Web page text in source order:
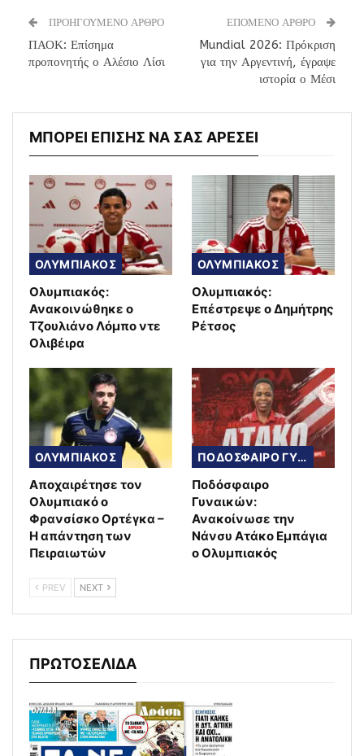
ΠΡΟΗΓΟΥΜΕΝΟ ΑΡΘΡΟ
ΠΑΟΚ: Επίσημα
προπονητής ο Αλέσιο Λίσι
ΕΠΟΜΕΝΟ ΑΡΘΡΟ
Mundial 2026: Πρόκριση
για την Αργεντινή, έγραψε
ιστορία ο Μέσι
ΜΠΟΡΕΙ ΕΠΙΣΗΣ ΝΑ ΣΑΣ ΑΡΕΣΕΙ
ΟΛΥΜΠΙΑΚΟΣ
Ολυμπιακός:
Ανακοινώθηκε ο
Τζουλιάνο Λόμπο ντε
Ολιβέιρα
ΟΛΥΜΠΙΑΚΟΣ
Ολυμπιακός:
Επέστρεψε ο Δημήτρης
Ρέτσος
ΟΛΥΜΠΙΑΚΟΣ
Αποχαιρέτησε τον
Ολυμπιακό ο
Φρανσίσκο Ορτέγκα –
Η απάντηση των
Πειραιωτών
ΠΟΔΟΣΦΑΙΡΟ ΓΥΝΑΙΚΩΝ
Ποδόσφαιρο
Γυναικών:
Ανακοίνωσε την
Νάνσυ Ατάκο Εμπάγια
ο Ολυμπιακός
PREV NEXT
ΠΡΩΤΟΣΕΛΙΔΑ